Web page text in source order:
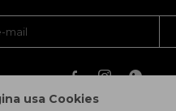
usa Cookies
  